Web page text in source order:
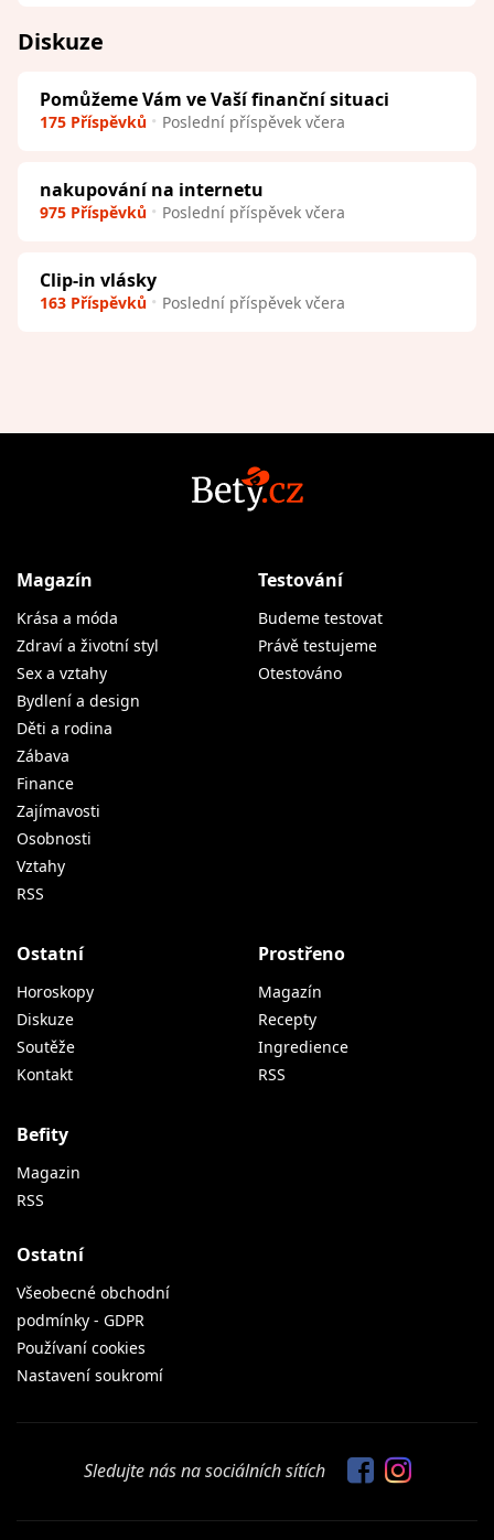
Diskuze
Pomůžeme Vám ve Vaší finanční situaci
175 Příspěvků Poslední příspěvek včera
nakupování na internetu
975 Příspěvků Poslední příspěvek včera
Clip-in vlásky
163 Příspěvků Poslední příspěvek včera
Magazín
Krása a móda
Zdraví a životní styl
Sex a vztahy
Bydlení a design
Děti a rodina
Zábava
Finance
Zajímavosti
Osobnosti
Vztahy
RSS
Testování
Budeme testovat
Právě testujeme
Otestováno
Ostatní
Horoskopy
Diskuze
Soutěže
Kontakt
Prostřeno
Magazín
Recepty
Ingredience
RSS
Befity
Magazin
RSS
Ostatní
Všeobecné obchodní
podmínky - GDPR
Používaní cookies
Nastavení soukromí
Sledujte nás na sociálních sítích